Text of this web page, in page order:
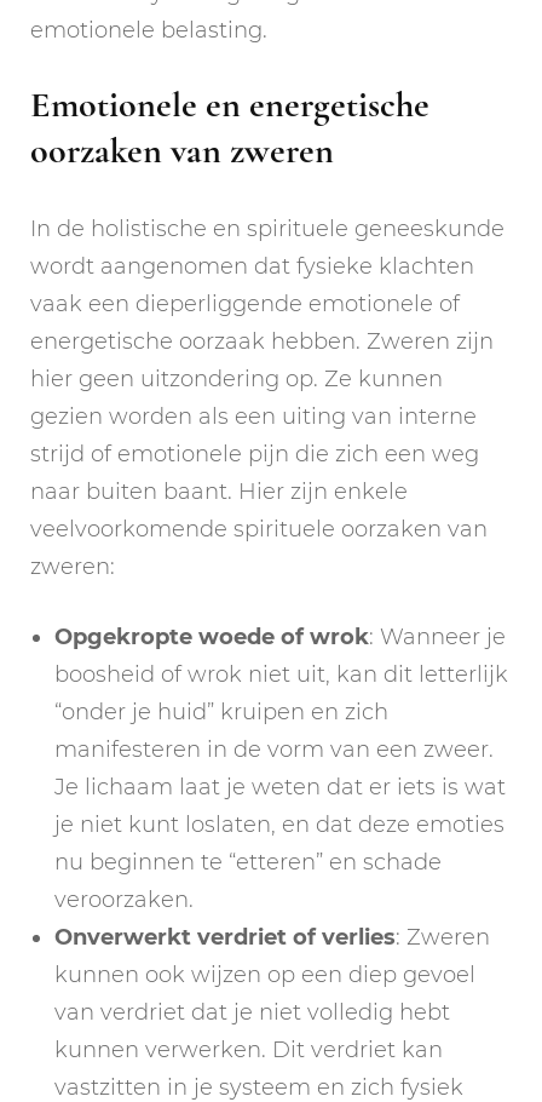
emotionele belasting.
Emotionele en energetische
oorzaken van zweren
In de holistische en spirituele geneeskunde
wordt aangenomen dat fysieke klachten
vaak een dieperliggende emotionele of
energetische oorzaak hebben. Zweren zijn
hier geen uitzondering op. Ze kunnen
gezien worden als een uiting van interne
strijd of emotionele pijn die zich een weg
naar buiten baant. Hier zijn enkele
veelvoorkomende spirituele oorzaken van
zweren:
Opgekropte woede of wrok: Wanneer je
boosheid of wrok niet uit, kan dit letterlijk
“onder je huid” kruipen en zich
manifesteren in de vorm van een zweer.
Je lichaam laat je weten dat er iets is wat
je niet kunt loslaten, en dat deze emoties
nu beginnen te “etteren” en schade
veroorzaken.
Onverwerkt verdriet of verlies: Zweren
kunnen ook wijzen op een diep gevoel
van verdriet dat je niet volledig hebt
kunnen verwerken. Dit verdriet kan
vastzitten in je systeem en zich fysiek